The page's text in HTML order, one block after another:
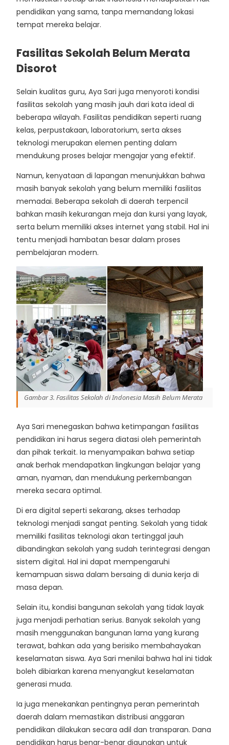
pendidikan yang sama, tanpa memandang lokasi
tempat mereka belajar.
Fasilitas Sekolah Belum Merata
Disorot
Selain kualitas guru, Aya Sari juga menyoroti kondisi
fasilitas sekolah yang masih jauh dari kata ideal di
beberapa wilayah. Fasilitas pendidikan seperti ruang
kelas, perpustakaan, laboratorium, serta akses
teknologi merupakan elemen penting dalam
mendukung proses belajar mengajar yang efektif.
Namun, kenyataan di lapangan menunjukkan bahwa
masih banyak sekolah yang belum memiliki fasilitas
memadai. Beberapa sekolah di daerah terpencil
bahkan masih kekurangan meja dan kursi yang layak,
serta belum memiliki akses internet yang stabil. Hal ini
tentu menjadi hambatan besar dalam proses
pembelajaran modern.
Gambar 3. Fasilitas Sekolah di Indonesia Masih Belum Merata
Aya Sari menegaskan bahwa ketimpangan fasilitas
pendidikan ini harus segera diatasi oleh pemerintah
dan pihak terkait. Ia menyampaikan bahwa setiap
anak berhak mendapatkan lingkungan belajar yang
aman, nyaman, dan mendukung perkembangan
mereka secara optimal.
Di era digital seperti sekarang, akses terhadap
teknologi menjadi sangat penting. Sekolah yang tidak
memiliki fasilitas teknologi akan tertinggal jauh
dibandingkan sekolah yang sudah terintegrasi dengan
sistem digital. Hal ini dapat mempengaruhi
kemampuan siswa dalam bersaing di dunia kerja di
masa depan.
Selain itu, kondisi bangunan sekolah yang tidak layak
juga menjadi perhatian serius. Banyak sekolah yang
masih menggunakan bangunan lama yang kurang
terawat, bahkan ada yang berisiko membahayakan
keselamatan siswa. Aya Sari menilai bahwa hal ini tidak
boleh dibiarkan karena menyangkut keselamatan
generasi muda.
Ia juga menekankan pentingnya peran pemerintah
daerah dalam memastikan distribusi anggaran
pendidikan dilakukan secara adil dan transparan. Dana
pendidikan harus benar-benar digunakan untuk